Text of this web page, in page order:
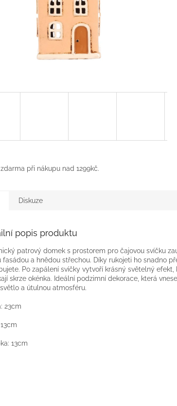
při nákupu nad 1299kč.
Diskuze
popis produktu
patrový domek s prostorem pro čajovou svíčku
fasádou a hnědou střechou. Díky rukojeti ho snadno
Po zapálení svíčky vytvoří krásný světelný
skrze okénka. Ideální podzimní dekorace, která
a útulnou atmosféru.
23cm
13cm